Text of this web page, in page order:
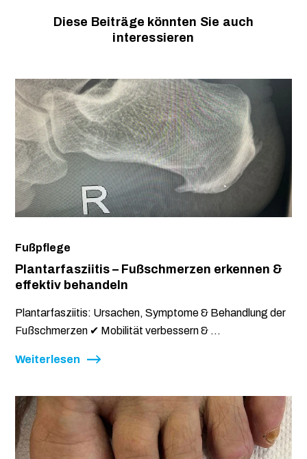
Diese Beiträge könnten Sie auch
interessieren
Fußpflege
Plantarfasziitis – Fußschmerzen erkennen &
effektiv behandeln
Plantarfasziitis: Ursachen, Symptome & Behandlung der
Fußschmerzen ✔ Mobilität verbessern & ...
Weiterlesen